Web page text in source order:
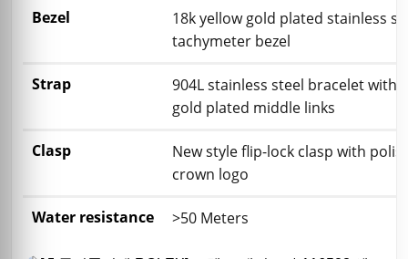
Bezel
18k yellow gold plated stainless
tachymeter bezel
Strap
904L stainless steel bracelet with
gold plated middle links
Clasp
New style flip-lock clasp with
crown logo
Water resistance >50 Meters